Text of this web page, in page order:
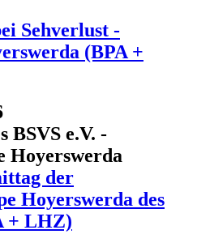
Sehverlust -
(BPA +
BSVS e.V. -
Hoyerswerda
der
Hoyerswerda des
+ LHZ)